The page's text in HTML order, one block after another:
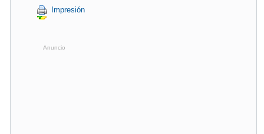
Impresión
Anuncio